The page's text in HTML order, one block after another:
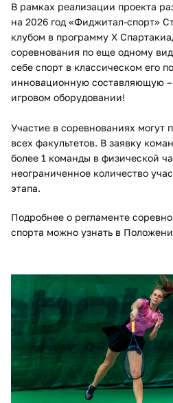
В рамках реализации проекта
на 2026 год «Фиджитал-спорт»
клубом в программу X
соревнования по еще одному
себе спорт в классическом его
инновационную составляющую
игровом оборудовании!
Участие в соревнованиях могут
всех факультетов. В заявку
более 1 команды в физической
неограниченное количество
этапа.
Подробнее о регламенте
спорта можно узнать в